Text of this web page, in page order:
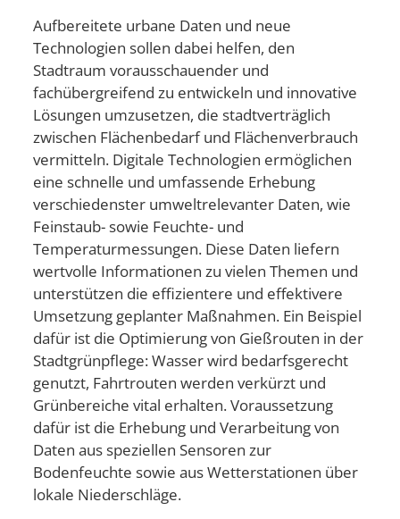
Aufbereitete urbane Daten und neue
Technologien sollen dabei helfen, den
Stadtraum vorausschauender und
fachübergreifend zu entwickeln und innovative
Lösungen umzusetzen, die stadtverträglich
zwischen Flächenbedarf und Flächenverbrauch
vermitteln. Digitale Technologien ermöglichen
eine schnelle und umfassende Erhebung
verschiedenster umweltrelevanter Daten, wie
Feinstaub- sowie Feuchte- und
Temperaturmessungen. Diese Daten liefern
wertvolle Informationen zu vielen Themen und
unterstützen die effizientere und effektivere
Umsetzung geplanter Maßnahmen. Ein Beispiel
dafür ist die Optimierung von Gießrouten in der
Stadtgrünpflege: Wasser wird bedarfsgerecht
genutzt, Fahrtrouten werden verkürzt und
Grünbereiche vital erhalten. Voraussetzung
dafür ist die Erhebung und Verarbeitung von
Daten aus speziellen Sensoren zur
Bodenfeuchte sowie aus Wetterstationen über
lokale Niederschläge.